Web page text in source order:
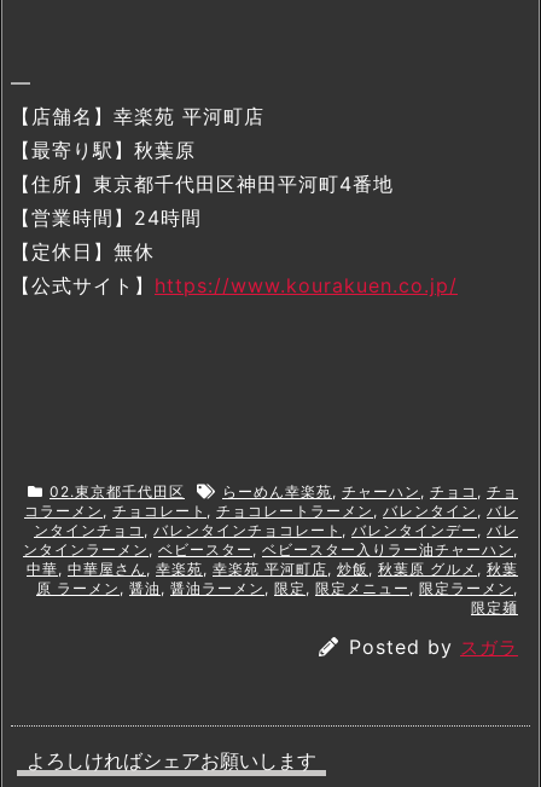
—
【店舗名】幸楽苑 平河町店
【最寄り駅】秋葉原
【住所】東京都千代田区神田平河町4番地
【営業時間】24時間
【定休日】無休
【公式サイト】 https://www.kourakuen.co.jp/
02.東京都千代田区 らーめん幸楽苑, チャーハン , チョコ , チョ
コラーメン , チョコレート , チョコレートラーメン , バレンタイン , バレ
ンタインチョコ , バレンタインチョコレート , バレンタインデー , バレ
ンタインラーメン , ベビースター , ベビースター入りラー油チャーハン ,
中華, 中華屋さん , 幸楽苑, 幸楽苑 平河町店, 炒飯 , 秋葉原 グルメ , 秋葉
原 ラーメン , 醤油 , 醤油ラーメン , 限定 , 限定メニュー , 限定ラーメン ,
限定麺
Posted by スガラ
よろしければシェアお願いします